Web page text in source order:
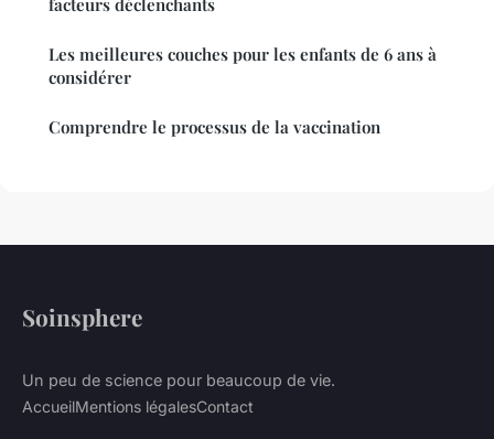
facteurs déclenchants
Les meilleures couches pour les enfants de 6 ans à
considérer
Comprendre le processus de la vaccination
Soinsphere
Un peu de science pour beaucoup de vie.
AccueilMentions légalesContact